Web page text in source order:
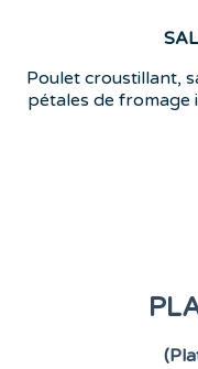
Poulet croustillant,
pétales de fromage